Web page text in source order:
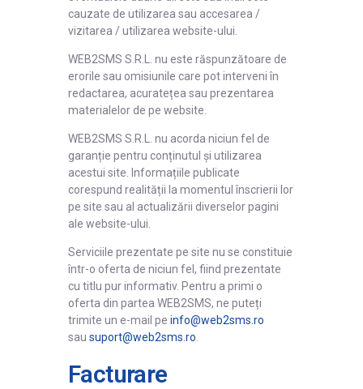
cauzate de utilizarea sau accesarea /
vizitarea / utilizarea website-ului.
WEB2SMS S.R.L. nu este răspunzătoare de
erorile sau omisiunile care pot interveni în
redactarea, acuratețea sau prezentarea
materialelor de pe website.
WEB2SMS S.R.L. nu acorda niciun fel de
garanție pentru conținutul și utilizarea
acestui site. Informațiile publicate
corespund realității la momentul înscrierii lor
pe site sau al actualizării diverselor pagini
ale website-ului.
Serviciile prezentate pe site nu se constituie
într-o oferta de niciun fel, fiind prezentate
cu titlu pur informativ. Pentru a primi o
oferta din partea WEB2SMS, ne puteți
trimite un e-mail pe info@web2sms.ro
sau suport@web2sms.ro
Facturare